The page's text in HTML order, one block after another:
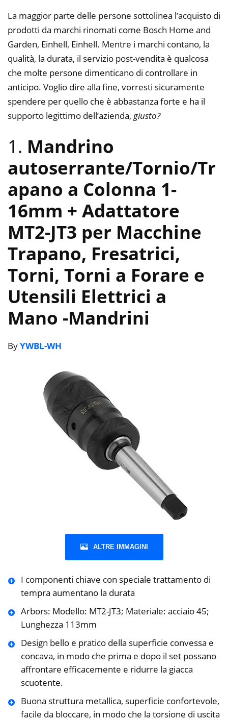
La maggior parte delle persone sottolinea l’acquisto di
prodotti da marchi rinomati come Bosch Home and
Garden, Einhell, Einhell. Mentre i marchi contano, la
qualità, la durata, il servizio post-vendita è qualcosa
che molte persone dimenticano di controllare in
anticipo. Voglio dire alla fine, vorresti sicuramente
spendere per quello che è abbastanza forte e ha il
supporto legittimo dell’azienda, giusto?
1. Mandrino
autoserrante/Tornio/Tr
apano a Colonna 1-
16mm + Adattatore
MT2-JT3 per Macchine
Trapano, Fresatrici,
Torni, Torni a Forare e
Utensili Elettrici a
Mano -Mandrini
ByYWBL-WH
ALTRE IMMAGINI
I componenti chiave con speciale trattamento di
tempra aumentano la durata
Arbors: Modello: MT2-JT3; Materiale: acciaio 45;
Lunghezza 113mm
Design bello e pratico della superficie convessa e
concava, in modo che prima e dopo il set possano
affrontare efficacemente e ridurre la giacca
scuotente.
Buona struttura metallica, superficie confortevole,
facile da bloccare, in modo che la torsione di uscita